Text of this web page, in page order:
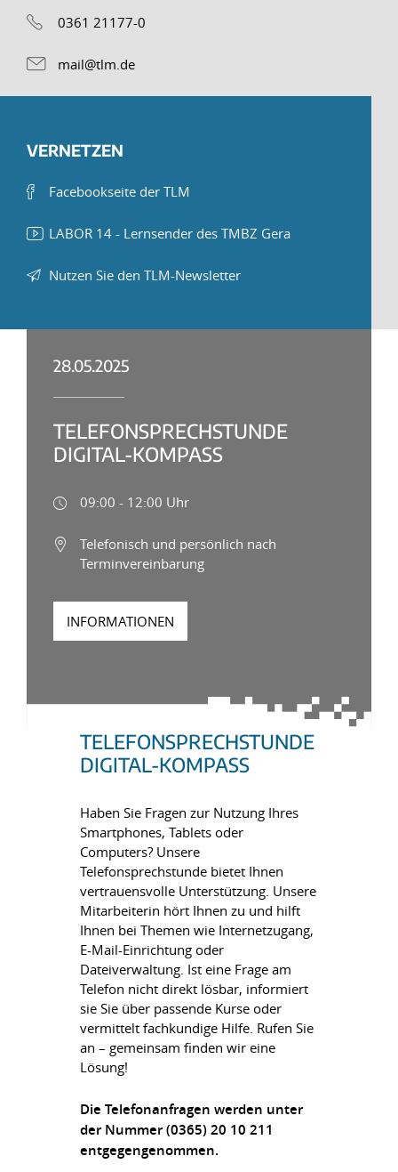
0361 21177-0
mail@tlm.de
VERNETZEN
Facebookseite der TLM
LABOR 14 - Lernsender des TMBZ Gera
Nutzen Sie den TLM-Newsletter
28.05.2025
TELEFONSPRECHSTUNDE
DIGITAL-KOMPASS
09:00 - 12:00 Uhr
Telefonisch und persönlich nach
Terminvereinbarung
INFORMATIONEN
TELEFONSPRECHSTUNDE
DIGITAL-KOMPASS
Haben Sie Fragen zur Nutzung Ihres
Smartphones, Tablets oder
Computers? Unsere
Telefonsprechstunde bietet Ihnen
vertrauensvolle Unterstützung. Unsere
Mitarbeiterin hört Ihnen zu und hilft
Ihnen bei Themen wie Internetzugang,
E-Mail-Einrichtung oder
Dateiverwaltung. Ist eine Frage am
Telefon nicht direkt lösbar, informiert
sie Sie über passende Kurse oder
vermittelt fachkundige Hilfe. Rufen Sie
an – gemeinsam finden wir eine
Lösung!
Die Telefonanfragen werden unter
der Nummer (0365) 20 10 211
entgegengenommen.